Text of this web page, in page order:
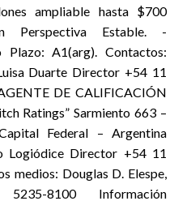
ampliable hasta $700
Perspectiva Estable. -
Plazo: A1(arg). Contactos:
Duarte Director +54 11
DE CALIFICACIÓN
Ratings” Sarmiento 663 –
Federal – Argentina
Logiódice Director +54 11
medios: Douglas D. Elespe,
5235-8100 Información